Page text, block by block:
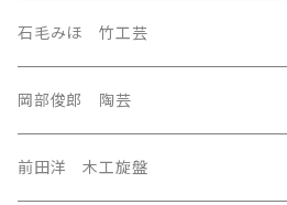
U.S.A
石毛みほ 竹工芸
岡部俊郎 陶芸
前田洋 木工旋盤